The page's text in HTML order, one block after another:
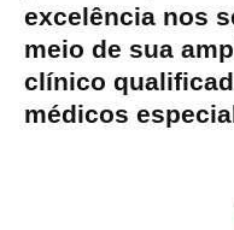
excelência nos
meio de sua
clínico
médicos